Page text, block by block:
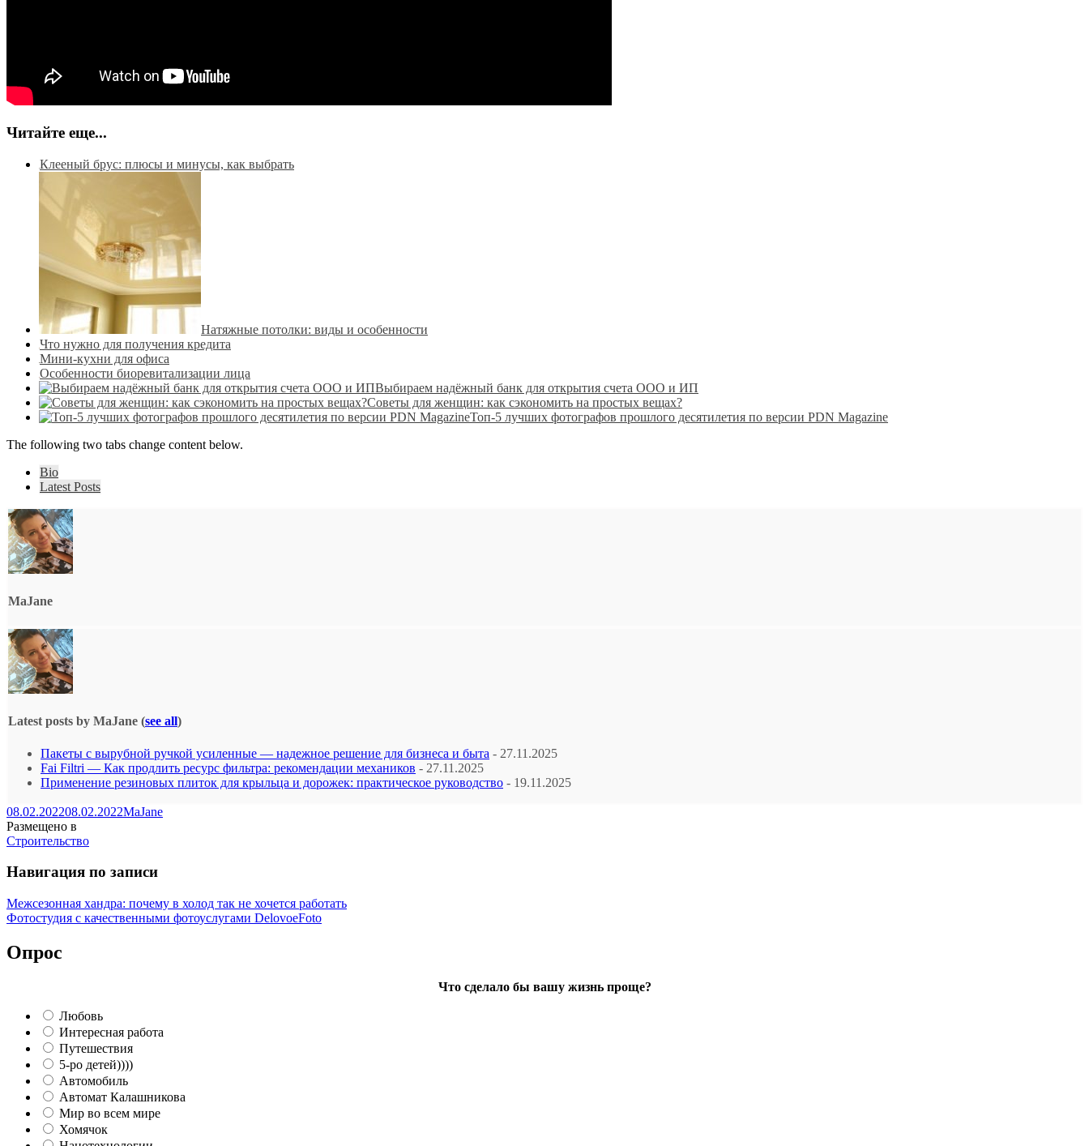
Читайте еще...
Клееный брус: плюсы и минусы, как выбрать
Натяжные потолки: виды и особенности
Что нужно для получения кредита
Мини-кухни для офиса
Особенности биоревитализации лица
Выбираем надёжный банк для открытия счета ООО и ИП
Советы для женщин: как сэкономить на простых вещах?
Топ-5 лучших фотографов прошлого десятилетия по версии PDN Magazine
The following two tabs change content below.
Bio
Latest Posts
MaJane
Latest posts by MaJane (see all)
Пакеты с вырубной ручкой усиленные — надежное решение для бизнеса и быта - 27.11.2025
Fai Filtri — Как продлить ресурс фильтра: рекомендации механиков - 27.11.2025
Применение резиновых плиток для крыльца и дорожек: практическое руководство - 19.11.2025
08.02.202208.02.2022MaJane
Размещено в
Строительство
Навигация по записи
Межсезонная хандра: почему в холод так не хочется работать
Фотостудия с качественными фотоуслугами DelovoeFoto
Опрос
Что сделало бы вашу жизнь проще?
Любовь
Интересная работа
Путешествия
5-ро детей))))
Автомобиль
Автомат Калашникова
Мир во всем мире
Хомячок